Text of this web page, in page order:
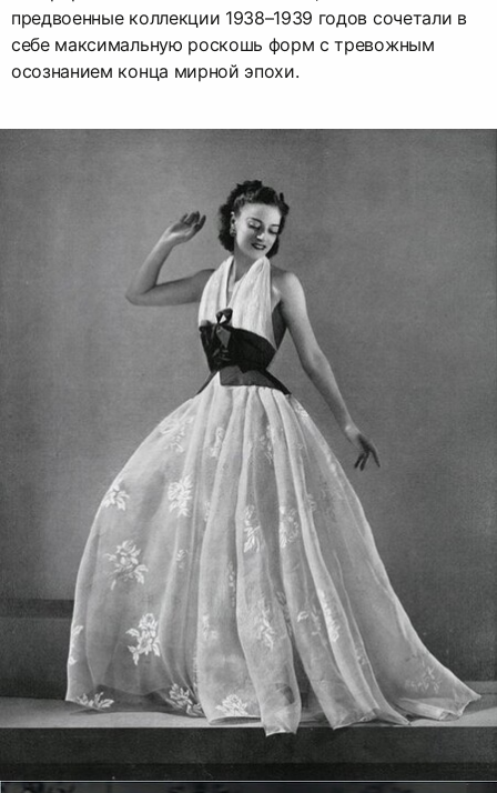
предвоенные коллекции 1938–1939 годов сочетали в
себе максимальную роскошь форм с тревожным
осознанием конца мирной эпохи.